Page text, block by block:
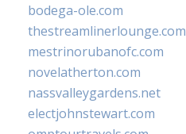
bodega-ole.com
thestreamlinerlounge.com
mestrinorubanofc.com
novelatherton.com
nassvalleygardens.net
electjohnstewart.com